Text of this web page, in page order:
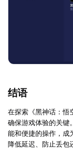
结语
在探索《黑神话：悟
确保游戏体验的关键
能和便捷的操作，成
降低延迟、防止丢包